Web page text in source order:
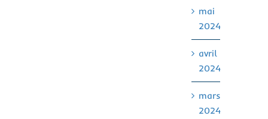
mai
2024
avril
2024
mars
2024